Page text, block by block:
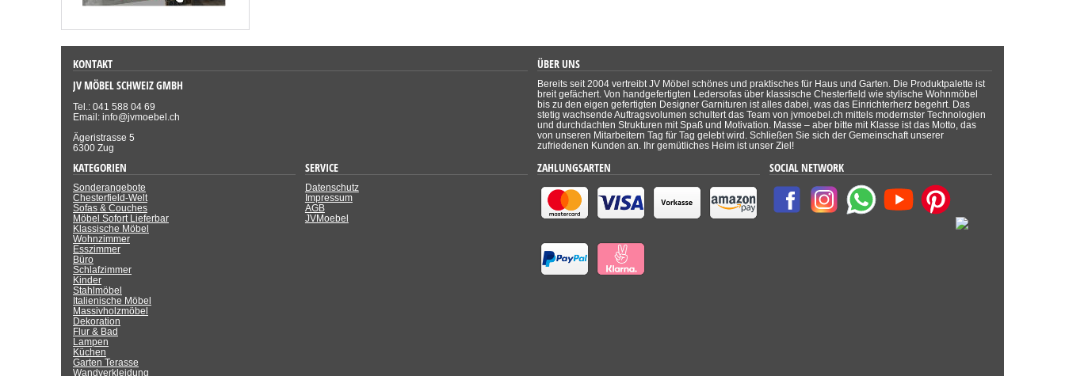
KONTAKT
JV MÖBEL SCHWEIZ GMBH
Tel.: 041 588 04 69
Email: info@jvmoebel.ch
Ägeristrasse 5
6300 Zug
ÜBER UNS
Bereits seit 2004 vertreibt JV Möbel schönes und praktisches für Haus und Garten. Die Produktpalette ist
breit gefächert. Von handgefertigten Ledersofas über klassische Chesterfield wie stylische Wohnmöbel
bis zu den eigen gefertigten Designer Garnituren ist alles dabei, was das Einrichterherz begehrt. Das
stetig wachsende Auftragsvolumen schultert das Team von jvmoebel.ch mittels modernster Technologien
und durchdachten Strukturen mit Spaß und Motivation. Masse – aber bitte mit Klasse ist das Motto, das
von unseren Mitarbeitern Tag für Tag gelebt wird. Schließen Sie sich der Gemeinschaft unserer
zufriedenen Kunden an. Ihr gemütliches Heim ist unser Ziel!
KATEGORIEN
Sonderangebote
Chesterfield-Welt
Sofas & Couches
Möbel Sofort Lieferbar
Klassische Möbel
Wohnzimmer
Esszimmer
Büro
Schlafzimmer
Kinder
Stahlmöbel
Italienische Möbel
Massivholzmöbel
Dekoration
Flur & Bad
Lampen
Küchen
Garten Terasse
Wandverkleidung
SERVICE
Datenschutz
Impressum
AGB
JVMoebel
ZAHLUNGSARTEN SOCIAL NETWORK